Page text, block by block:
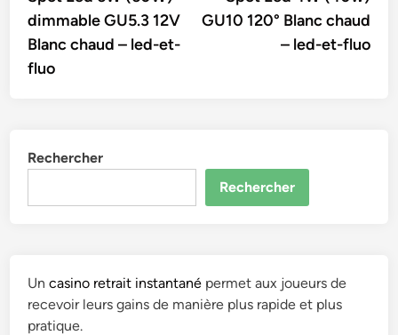
l’article
dimmable GU5.3 12V
Blanc chaud – led-et-
fluo
GU10 120° Blanc chaud
– led-et-fluo
Rechercher
Rechercher
Uncasino retrait instantané permet aux joueurs de
recevoir leurs gains de manière plus rapide et plus
pratique.